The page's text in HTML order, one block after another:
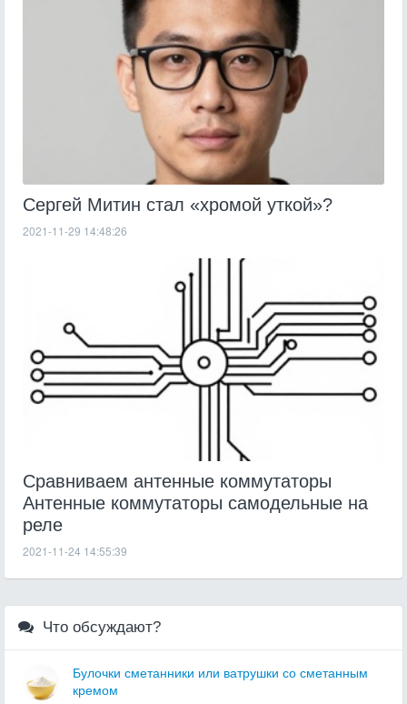
Сергей Митин стал «хромой уткой»?
2021-11-29 14:48:26
Сравниваем антенные коммутаторы
Антенные коммутаторы самодельные на
реле
2021-11-24 14:55:39
Что обсуждают?
Булочки сметанники или ватрушки со сметанным
кремом